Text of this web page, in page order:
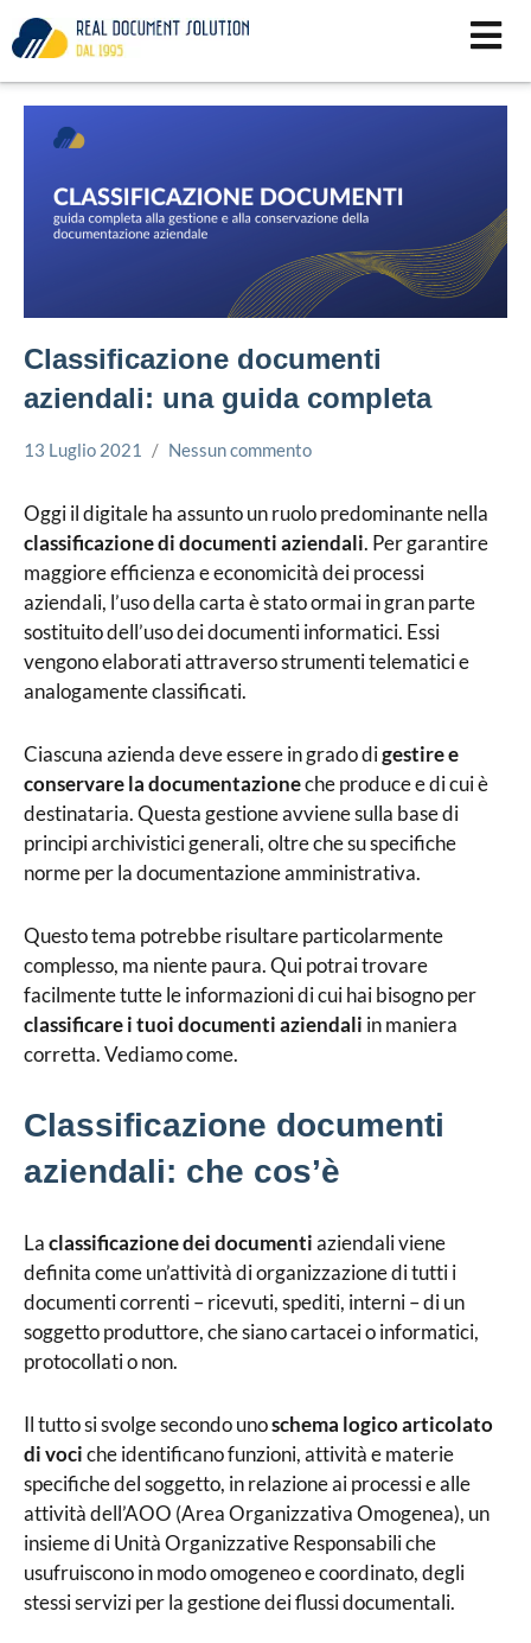
al
Classificazione documenti
aziendali: una guida completa
Conservazione
Gestione
documentale
13 Luglio 2021
Simone
Nessun commento
Oggi il digitale ha assunto un ruolo predominante nella
classificazione di documenti aziendali. Per garantire
maggiore efficienza e economicità dei processi
aziendali, l’uso della carta è stato ormai in gran parte
sostituito dell’uso dei documenti informatici. Essi
vengono elaborati attraverso strumenti telematici e
analogamente classificati.
Ciascuna azienda deve essere in grado digestire e
conservare la documentazioneche produce e di cui è
destinataria. Questa gestione avviene sulla base di
principi archivistici generali, oltre che su specifiche
norme per la documentazione amministrativa.
Questo tema potrebbe risultare particolarmente
complesso, ma niente paura. Qui potrai trovare
facilmente tutte le informazioni di cui hai bisogno per
classificare i tuoi documenti aziendali in maniera
corretta. Vediamo come.
Classificazione documenti
aziendali: che cos’è
Laclassificazione dei documentiaziendali viene
definita come un’attività di organizzazione di tutti i
documenti correnti – ricevuti, spediti, interni – di un
soggetto produttore, che siano cartacei o informatici,
protocollati o non.
Il tutto si svolge secondo unoschema logico articolato
di vociche identificano funzioni, attività e materie
specifiche del soggetto, in relazione ai processi e alle
attività dell’AOO (Area Organizzativa Omogenea), un
insieme di Unità Organizzative Responsabili che
usufruiscono in modo omogeneo e coordinato, degli
stessi servizi per la gestione dei flussi documentali.